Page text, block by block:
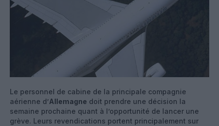
Le personnel de cabine de la principale compagnie
aérienne d’Allemagne doit prendre une décision la
semaine prochaine quant à l’opportunité de lancer une
grève. Leurs revendications portent principalement sur